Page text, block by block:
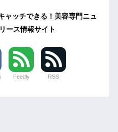
ャッチできる！美容専門ニュ
ース情報サイト
Feedly RSS